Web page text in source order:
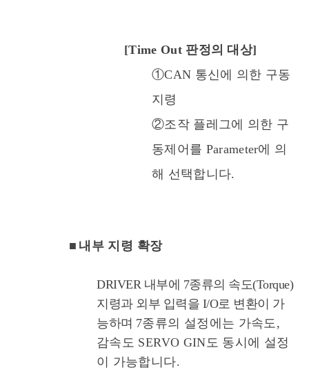
[Time Out 판정의 대상]
①CAN 통신에 의한 구동
지령
②조작 플레그에 의한 구
동제어를 Parameter에 의
해 선택합니다.
■ 내부 지령 확장
DRIVER 내부에 7종류의 속도(Torque)
지령과 외부 입력을 I/O로 변환이 가
능하며 7종류의 설정에는 가속도,
감속도 SERVO GIN도 동시에 설정
이 가능합니다.